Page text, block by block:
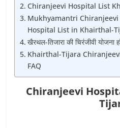
Chiranjeevi Hospital List
Mukhyamantri Chiranjeevi
Hospital List in Khairthal-
खैरथल-तिजारा की चिरंजीवी
Khairthal-Tijara
FAQ
Chiranjeevi